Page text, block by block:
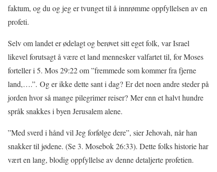
faktum, og du og jeg er tvunget til å innrømme oppfyllelsen av en
profeti.
Selv om landet er ødelagt og berøvet sitt eget folk, var Israel
likevel forutsagt å være et land mennesker valfartet til, for Moses
forteller i 5. Mos 29:22 om ”fremmede som kommer fra fjerne
land,….”. Og er ikke dette sant i dag? Er det noen andre steder på
jorden hvor så mange pilegrimer reiser? Mer enn et halvt hundre
språk snakkes i byen Jerusalem alene.
”Med sverd i hånd vil Jeg forfølge dere”, sier Jehovah, når han
snakker til jødene. (Se 3. Mosebok 26:33). Dette folks historie har
vært en lang, blodig oppfyllelse av denne detaljerte profetien.